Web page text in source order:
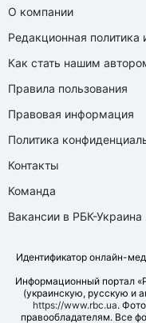
О компании
Редакционная политика
Как стать нашим
Правила пользования
Правовая информация
Политика
Контакты
Команда
Вакансии в РБК-Украина
Идентификатор онлайн-
Информационный портал
(украинскую, русскую и
https://www.rbc.ua.
правообладателям. Все